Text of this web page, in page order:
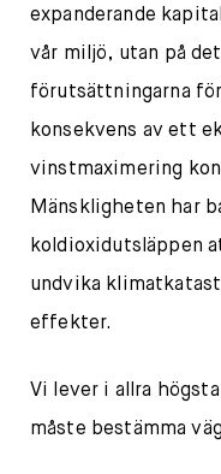
expanderande
vår miljö, utan på
förutsättningarna
konsekvens av ett
vinstmaximering
Mänskligheten har
koldioxidutsläppen
undvika
effekter.
Vi lever i allra
måste bestämma